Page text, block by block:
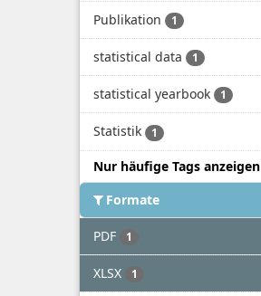
Publikation 1
statistical data 1
statistical yearbook 1
Statistik 1
Nur häufige Tags anzeigen
Formate
PDF 1
XLSX 1